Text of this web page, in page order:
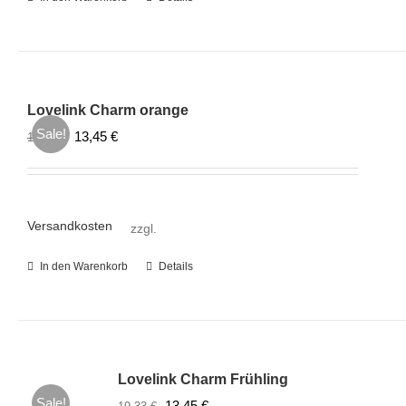
Sale!
Lovelink Charm orange
19,33€
Ursprünglicher
13,45 €Aktueller
zzgl.
Versandkosten
In den Warenkorb Details
Sale!
Lovelink Charm Frühling